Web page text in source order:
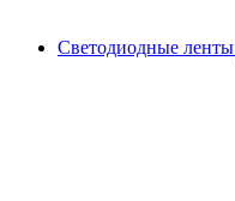
Светодиодные ленты